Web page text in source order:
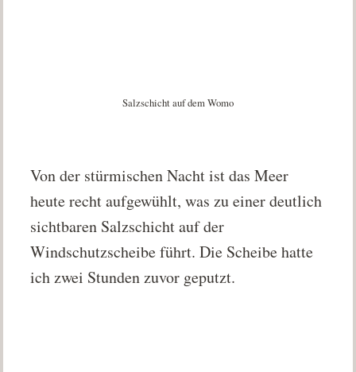
Salzschicht auf dem Womo
Von der stürmischen Nacht ist das Meer
heute recht aufgewühlt, was zu einer deutlich
sichtbaren Salzschicht auf der
Windschutzscheibe führt. Die Scheibe hatte
ich zwei Stunden zuvor geputzt.